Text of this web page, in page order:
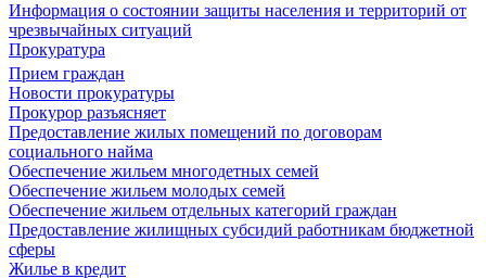
Информация о состоянии защиты населения и территорий от
чрезвычайных ситуаций
Прокуратура
Прием граждан
Новости прокуратуры
Прокурор разъясняет
Предоставление жилых помещений по договорам
социального найма
Обеспечение жильем многодетных семей
Обеспечение жильем молодых семей
Обеспечение жильем отдельных категорий граждан
Предоставление жилищных субсидий работникам бюджетной
сферы
Жилье в кредит